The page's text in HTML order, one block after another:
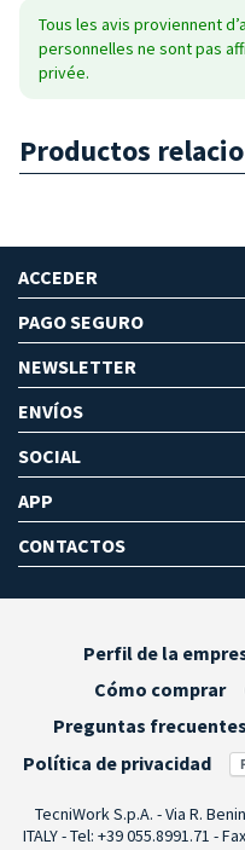
Tous les avis proviennent
personnelles ne sont pas
privée.
Productos
ACCEDER
PAGO SEGURO
NEWSLETTER
ENVÍOS
SOCIAL
APP
CONTACTOS
Perfil de la
Cómo comprar
Preguntas frecuentes
Política de privacidad
TecniWork S.p.A. - Via R.
ITALY - Tel: +39 055.8991.71 -